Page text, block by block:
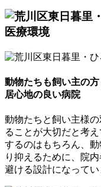
医療環境
動物たちも飼い主の方
居心地の良い病院
動物たちと飼い主様
ることが大切だと考
するのはもちろん、
り抑えるために、院
避ける設計になってい